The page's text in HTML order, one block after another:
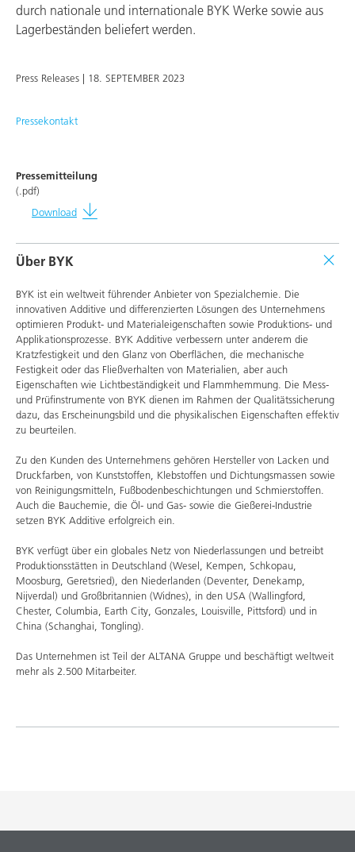
durch nationale und internationale BYK Werke sowie aus
Lagerbeständen beliefert werden.
Press Releases | 18. SEPTEMBER 2023
Pressekontakt
Pressemitteilung
(.pdf)
Download
Über BYK
BYK ist ein weltweit führender Anbieter von Spezialchemie. Die
innovativen Additive und differenzierten Lösungen des Unternehmens
optimieren Produkt- und Materialeigenschaften sowie Produktions- und
Applikationsprozesse. BYK Additive verbessern unter anderem die
Kratzfestigkeit und den Glanz von Oberflächen, die mechanische
Festigkeit oder das Fließverhalten von Materialien, aber auch
Eigenschaften wie Lichtbeständigkeit und Flammhemmung. Die Mess-
und Prüfinstrumente von BYK dienen im Rahmen der Qualitätssicherung
dazu, das Erscheinungsbild und die physikalischen Eigenschaften effektiv
zu beurteilen.
Zu den Kunden des Unternehmens gehören Hersteller von Lacken und
Druckfarben, von Kunststoffen, Klebstoffen und Dichtungsmassen sowie
von Reinigungsmitteln, Fußbodenbeschichtungen und Schmierstoffen.
Auch die Bauchemie, die Öl- und Gas- sowie die Gießerei-Industrie
setzen BYK Additive erfolgreich ein.
BYK verfügt über ein globales Netz von Niederlassungen und betreibt
Produktionsstätten in Deutschland (Wesel, Kempen, Schkopau,
Moosburg, Geretsried), den Niederlanden (Deventer, Denekamp,
Nijverdal) und Großbritannien (Widnes), in den USA (Wallingford,
Chester, Columbia, Earth City, Gonzales, Louisville, Pittsford) und in
China (Schanghai, Tongling).
Das Unternehmen ist Teil der ALTANA Gruppe und beschäftigt weltweit
mehr als 2.500 Mitarbeiter.